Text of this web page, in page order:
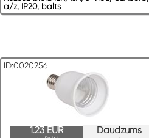
a/z, IP20, balts
ID:0020256
Daudzums
1.23 EUR